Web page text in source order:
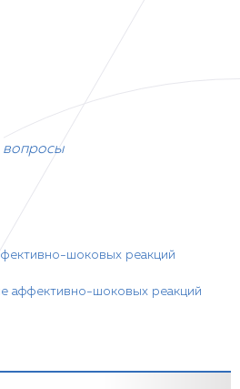
вопросы
шоковых реакций
аффективно-шоковых реакций